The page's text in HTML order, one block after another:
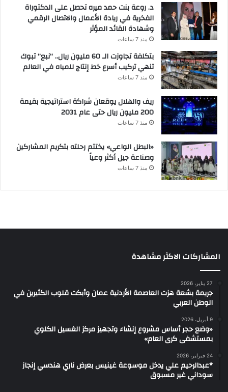
د. روعة بنت حمد ميره تحصل على الدكتوراة
الفخرية في ريادة الأعمال والاتصال الرقمي
وشهادة القائد المؤثر
منذ 7 ساعات
بتكلفة تجاوزت الـ 60 مليون ريال.. “نبع” تبوك
تنهي تركيب أسرع خط إنتاج للمياه في العالم
منذ 7 ساعات
ريف والهلال يوقعان شراكة استراتيجية بقيمة
200 مليون ريال حتى عام 2031
منذ 7 ساعات
«البطل الواعي» يختتم رحلته بتكريم المشاركين
وصناعة جيل أكثر وعياً
منذ 7 ساعات
المشاركات الاكثر مشاهدة
27 يناير، 2026
جريمة بشعة هزت العاصمة الأردنية عمان وأبكت قلوب الكثيرين في
الوطن العربي
9 أبريل، 2026
«وضع حجر أساس مشروع إنشاء وتجهيز مركز الغسيل الكلوي
بمستشفى كرى العام»
24 فبراير، 2026
*عبدالرحيم علي يدخل موسوعة غينيس بعرض ناري هندسي إنجاز
سوداني غير مسبوق